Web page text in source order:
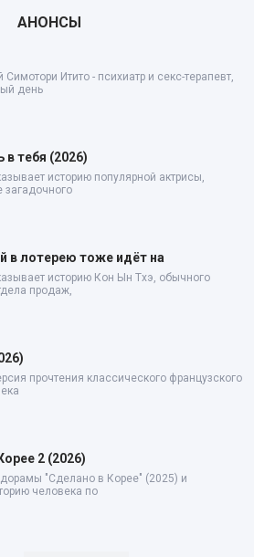
АНОНСЫ
Симотори Итито - психиатр и секс-терапевт,
день
в тебя (2026)
историю популярной актрисы,
загадочного
в лотерею тоже идёт на
историю Кон Ын Тхэ, обычного
продаж,
прочтения классического французского
2 (2026)
дорамы "Сделано в Корее" (2025) и
человека по